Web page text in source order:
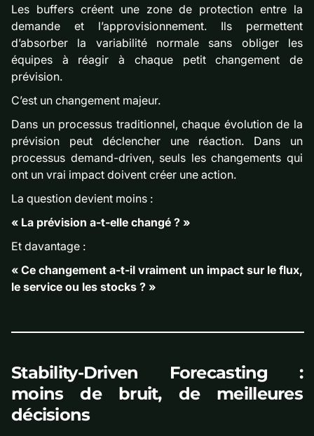
Les buffers créent une zone de protection entre la
demande et l’approvisionnement. Ils permettent
d’absorber la variabilité normale sans obliger les
équipes à réagir à chaque petit changement de
prévision.
C’est un changement majeur.
Dans un processus traditionnel, chaque évolution de la
prévision peut déclencher une réaction. Dans un
processus demand-driven, seuls les changements qui
ont un vrai impact doivent créer une action.
La question devient moins :
« La prévision a-t-elle changé ? »
Et davantage :
« Ce changement a-t-il vraiment un impact sur le flux,
le service ou les stocks ? »
Stability-Driven Forecasting :
moins de bruit, de meilleures
décisions